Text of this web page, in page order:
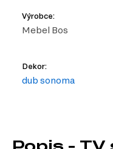
Výrobce:
Mebel Bos
Dekor:
dub sonoma